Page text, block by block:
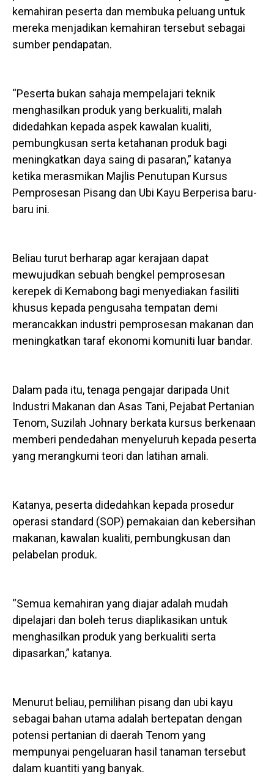
kemahiran peserta dan membuka peluang untuk
mereka menjadikan kemahiran tersebut sebagai
sumber pendapatan.
“Peserta bukan sahaja mempelajari teknik
menghasilkan produk yang berkualiti, malah
didedahkan kepada aspek kawalan kualiti,
pembungkusan serta ketahanan produk bagi
meningkatkan daya saing di pasaran,” katanya
ketika merasmikan Majlis Penutupan Kursus
Pemprosesan Pisang dan Ubi Kayu Berperisa baru-
baru ini.
Beliau turut berharap agar kerajaan dapat
mewujudkan sebuah bengkel pemprosesan
kerepek di Kemabong bagi menyediakan fasiliti
khusus kepada pengusaha tempatan demi
merancakkan industri pemprosesan makanan dan
meningkatkan taraf ekonomi komuniti luar bandar.
Dalam pada itu, tenaga pengajar daripada Unit
Industri Makanan dan Asas Tani, Pejabat Pertanian
Tenom, Suzilah Johnary berkata kursus berkenaan
memberi pendedahan menyeluruh kepada peserta
yang merangkumi teori dan latihan amali.
Katanya, peserta didedahkan kepada prosedur
operasi standard (SOP) pemakaian dan kebersihan
makanan, kawalan kualiti, pembungkusan dan
pelabelan produk.
“Semua kemahiran yang diajar adalah mudah
dipelajari dan boleh terus diaplikasikan untuk
menghasilkan produk yang berkualiti serta
dipasarkan,” katanya.
Menurut beliau, pemilihan pisang dan ubi kayu
sebagai bahan utama adalah bertepatan dengan
potensi pertanian di daerah Tenom yang
mempunyai pengeluaran hasil tanaman tersebut
dalam kuantiti yang banyak.